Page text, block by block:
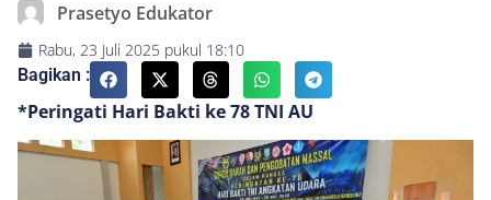
Prasetyo Edukator
Rabu, 23 Juli 2025 pukul 18:10
Bagikan :
*Peringati Hari Bakti ke 78 TNI AU